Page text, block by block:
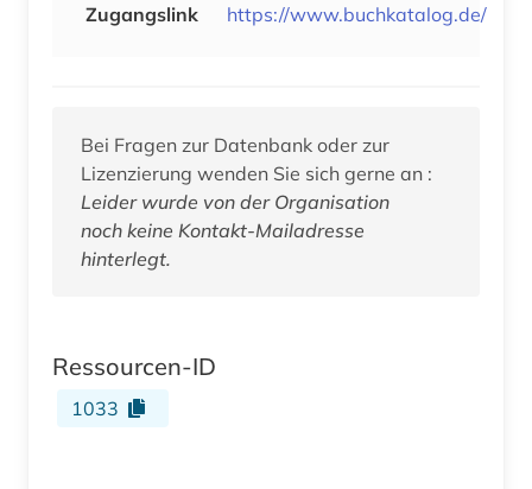
Zugangslink
https://www.buchkatalog.de/
Bei Fragen zur Datenbank oder zur
Lizenzierung wenden Sie sich gerne an :
Leider wurde von der Organisation
noch keine Kontakt-Mailadresse
hinterlegt.
Ressourcen-ID
1033